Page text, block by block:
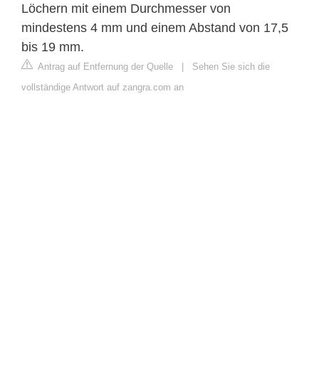
Löchern mit einem Durchmesser von
mindestens 4 mm und einem Abstand von 17,5
bis 19 mm.
Antrag auf Entfernung der Quelle | Sehen Sie sich die
vollständige Antwort auf zangra.com an